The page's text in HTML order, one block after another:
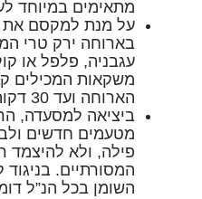
מתאימים במיוחד
על מנת למקסם את
עגבניה, פלפל או
משקאות המכילים
הארוחה ועד 30 דקות לאחריה.
ביציאה למסעדה,
מטעמים חדשים
פילה, ולא להיצמד
המסורתיים.
השומן בכל הנ”ל